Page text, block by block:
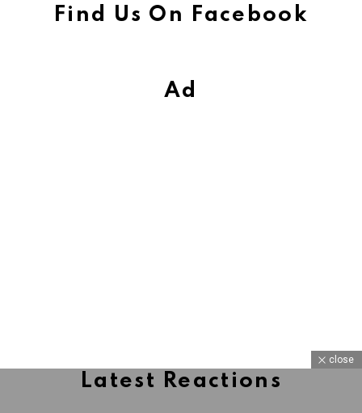
Find Us On Facebook
Ad
Latest Reactions
close